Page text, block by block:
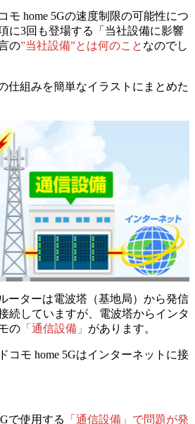
モ home 5Gの速度制限の可能性につ
に3回も登場する「当社設備に影響
の”当社設備”とは何のこと なのでし
仕組みを簡単なイラストにまとめた
ーターは電波塔（基地局）から発信
続していますが、 電波塔からインタ
の 「通信設備」 があります。
コモ home 5Gはインターネットに接
で使用する 「通信設備」で問題が発